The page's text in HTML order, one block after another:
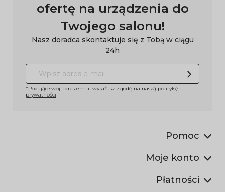
ofertę na urządzenia do
Twojego salonu!
Nasz doradca skontaktuje się z Tobą w ciągu
24h
*Podając swój adres email wyrażasz zgodę na naszą politykę
prywatności
Pomoc
Moje konto
Płatności